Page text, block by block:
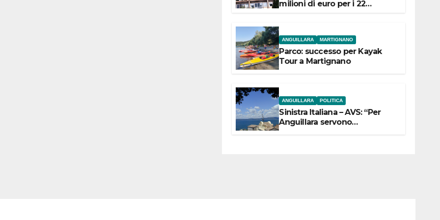
milioni di euro per i 22
ANGUILLARA MARTIGNANO
Parco: successo per Kayak
Tour a Martignano
ANGUILLARA POLITICA
Sinistra Italiana – AVS: “Per
Anguillara servono